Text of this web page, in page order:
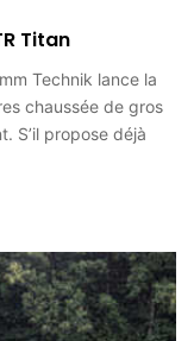
Titan
Technik lance la
chaussée de gros
S’il propose déjà